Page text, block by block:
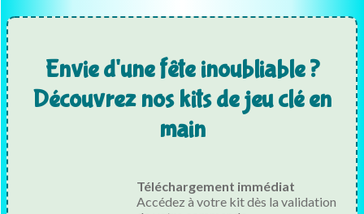
Envie d'une fête inoubliable ?
Découvrez nos kits de jeu clé en
main
Téléchargement immédiat
Accédez à votre kit dès la validation